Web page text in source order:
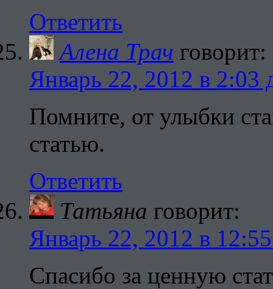
Ответить
Алена Трач говорит:
Январь 22, 2012 в 2:03
Помните, от улыбки
статью.
Ответить
Татьяна говорит:
Январь 22, 2012 в
Спасибо за ценную